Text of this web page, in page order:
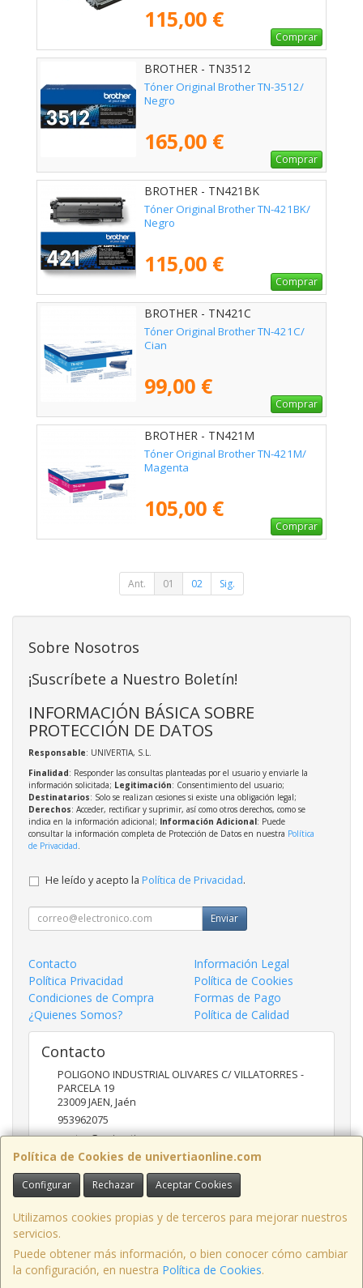
115,00 €
Comprar
BROTHER - TN3512
Tóner Original Brother TN-3512/
Negro
165,00 €
Comprar
BROTHER - TN421BK
Tóner Original Brother TN-421BK/
Negro
115,00 €
Comprar
BROTHER - TN421C
Tóner Original Brother TN-421C/
Cian
99,00 €
Comprar
BROTHER - TN421M
Tóner Original Brother TN-421M/
Magenta
105,00 €
Comprar
Ant. 01 02 Sig.
Política de Cookies de univertiaonline.com
Configurar Rechazar Aceptar Cookies
Utilizamos cookies propias y de terceros para mejorar nuestros
servicios.
Puede obtener más información, o bien conocer cómo cambiar
la configuración, en nuestra Política de Cookies.
Sobre Nosotros
¡Suscríbete a Nuestro Boletín!
INFORMACIÓN BÁSICA SOBRE
PROTECCIÓN DE DATOS
Responsable: UNIVERTIA, S.L.
Finalidad: Responder las consultas planteadas por el usuario y enviarle la
información solicitada; Legitimación: Consentimiento del usuario;
Destinatarios: Solo se realizan cesiones si existe una obligación legal;
Derechos: Acceder, rectificar y suprimir, así como otros derechos, como se
indica en la información adicional; Información Adicional: Puede
consultar la información completa de Protección de Datos en nuestra Política
de Privacidad
He leído y acepto la Política de Privacidad.
Enviar
Contacto
Información Legal
Política Privacidad
Política de Cookies
Condiciones de Compra
Formas de Pago
¿Quienes Somos?
Política de Calidad
Contacto
POLIGONO INDUSTRIAL OLIVARES C/ VILLATORRES -
PARCELA 19
23009JAEN,Jaén
953962075
ventas@univertia.es
Horario
09:30 -14:00 Y 16:30- 20:00 HORAS
, , , , España. - C.I.F.: B23639248 - Tfno: